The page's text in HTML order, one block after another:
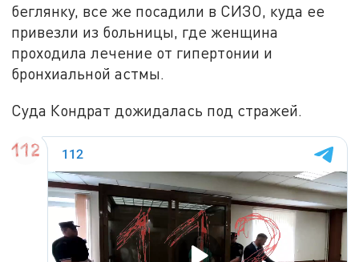
беглянку, все же посадили в СИЗО, куда ее
привезли из больницы, где женщина
проходила лечение от гипертонии и
бронхиальной астмы.
Суда Кондрат дожидалась под стражей.